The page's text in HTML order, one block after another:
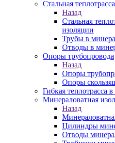
Стальная
Назад
Стальная
изоляции
Трубы в
Отводы в
Опоры трубопровода
Назад
Опоры
Опоры
Гибкая теплотрасса
Минераловатная
Назад
Цилиндры
Отводы